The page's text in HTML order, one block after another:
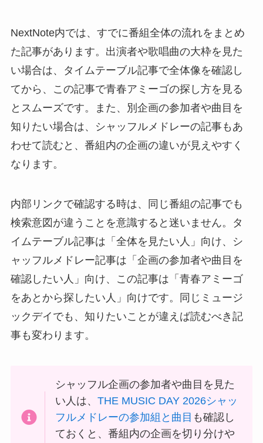
NextNote内では、すでに番組全体の流れをまとめ
た記事があります。出演者や歌唱曲の大枠を見た
い場合は、タイムテーブル記事で全体像を確認し
てから、この記事で青春アミーゴの探し方を見る
とスムーズです。また、別企画の参加者や曲目を
知りたい場合は、シャッフルメドレーの記事もあ
わせて読むと、番組内の企画の違いが見えやすく
なります。
内部リンクで確認する時は、同じ番組の記事でも
検索意図が違うことを意識すると迷いません。タ
イムテーブル記事は「全体を見たい人」向け、シ
ャッフルメドレー記事は「企画の参加者や曲目を
確認したい人」向け、この記事は「青春アミーゴ
をあとから探したい人」向けです。同じミュージ
ックデイでも、知りたいことが違えば読むべき記
事も変わります。
シャッフル企画の参加者や曲目を見た
い人は、THE MUSIC DAY 2026シャッ
フルメドレーの参加組と曲目 も確認し
ておくと、番組内の企画を切り分けや